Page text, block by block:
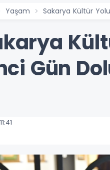
Yaşam Sakarya Kültür Yolu
Gün